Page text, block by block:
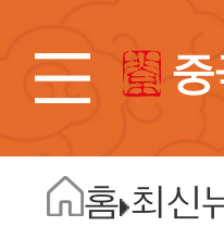
홈 최신